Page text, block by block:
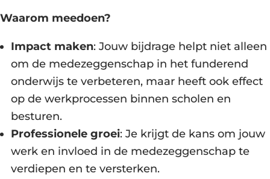
Waarom meedoen?
Impact maken: Jouw bijdrage helpt niet alleen
om de medezeggenschap in het funderend
onderwijs te verbeteren, maar heeft ook effect
op de werkprocessen binnen scholen en
besturen.
Professionele groei: Je krijgt de kans om jouw
werk en invloed in de medezeggenschap te
verdiepen en te versterken.